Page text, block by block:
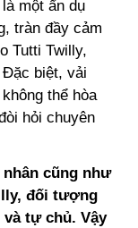
một ẩn dụ
tràn đầy cảm
Tutti Twilly,
biệt, vải
thể hòa
hỏi chuyên
cũng như
đối tượng
tự chủ. Vậy